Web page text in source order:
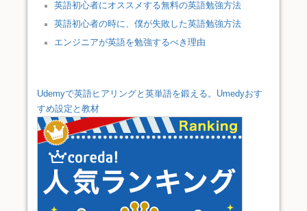
英語初心者にオススメする無料の英語勉強方法
英語初心者の時に、僕が失敗した英語勉強方法
エンジニアが英語を勉強するべき理由
Udemyで英語ヒアリングと英単語を鍛える。Umedyおす
すめ設定と教材